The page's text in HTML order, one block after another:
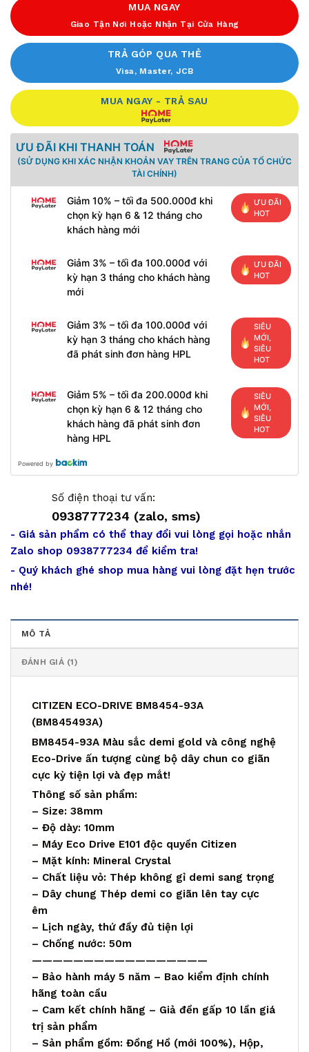
MUA NGAY
Giao Tận Nơi Hoặc Nhận Tại Cửa Hàng
TRẢ GÓP QUA THẺ
Visa, Master, JCB
MUA NGAY - TRẢ SAU
ƯU ĐÃI KHI THANH TOÁN
(SỬ DỤNG KHI XÁC NHẬN KHOẢN VAY TRÊN TRANG CỦA TỔ CHỨC
TÀI CHÍNH)
Giảm 10% – tối đa 500.000đ khi
chọn kỳ hạn 6 & 12 tháng cho
khách hàng mới
ƯU ĐÃI
HOT
Giảm 3% – tối đa 100.000đ với
kỳ hạn 3 tháng cho khách hàng
mới
ƯU ĐÃI
HOT
Giảm 3% – tối đa 100.000đ với
kỳ hạn 3 tháng cho khách hàng
đã phát sinh đơn hàng HPL
SIÊU
MỚI,
SIÊU
HOT
Giảm 5% – tối đa 200.000đ khi
chọn kỳ hạn 6 & 12 tháng cho
khách hàng đã phát sinh đơn
hàng HPL
SIÊU
MỚI,
SIÊU
HOT
Powered by
Số điện thoại tư vấn:
0938777234 (zalo, sms)
- Giá sản phẩm có thể thay đổi vui lòng gọi hoặc nhắn
Zalo shop 0938777234 để kiểm tra!
- Quý khách ghé shop mua hàng vui lòng đặt hẹn trước
nhé!
MÔ TẢ
ĐÁNH GIÁ (1)
CITIZEN ECO-DRIVE BM8454-93A
(BM845493A)
BM8454-93A Màu sắc demi gold và công nghệ
Eco-Drive ấn tượng cùng bộ dây chun co giãn
cực kỳ tiện lợi và đẹp mắt!
Thông số sản phẩm:
– Size: 38mm
– Độ dày: 10mm
– Máy Eco Drive E101 độc quyền Citizen
– Mặt kính: Mineral Crystal
– Chất liệu vỏ: Thép không gỉ demi sang trọng
– Dây chung Thép demi co giãn lên tay cực
êm
– Lịch ngày, thứ đầy đủ tiện lợi
– Chống nước: 50m
—————————————————
– Bảo hành máy 5 năm – Bao kiểm định chính
hãng toàn cầu
– Cam kết chính hãng – Giả đền gấp 10 lần giá
trị sản phẩm
– Sản phẩm gồm: Đồng Hồ (mới 100%), Hộp,